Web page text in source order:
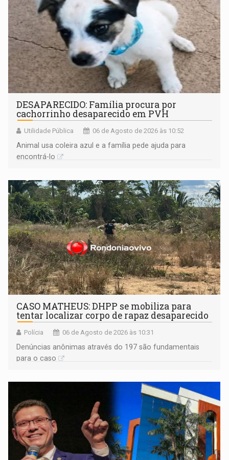
DESAPARECIDO: Família procura por
cachorrinho desaparecido em PVH
Utilidade Pública 06 de Agosto de 2026 às 10:52
Animal usa coleira azul e a família pede ajuda para
encontrá-lo
CASO MATHEUS: DHPP se mobiliza para
tentar localizar corpo de rapaz desaparecido
Polícia 06 de Agosto de 2026 às 10:31
Denúncias anônimas através do 197 são fundamentais
para o caso